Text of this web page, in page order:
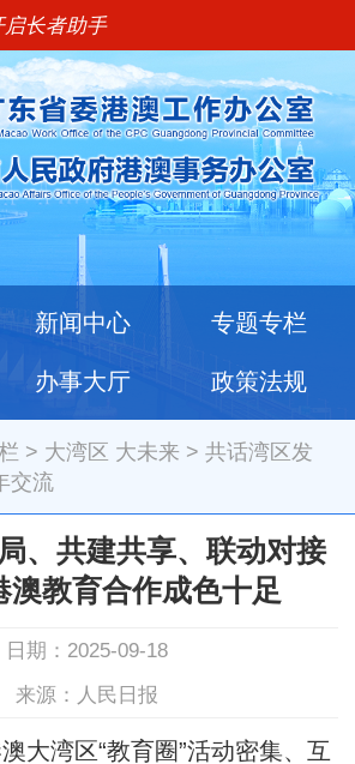
启长者助手
新闻中心 专题专栏
办事大厅 政策法规
> 大湾区 大未来 >共话湾区发
交流
、共建共享、联动对接
教育合作成色十足
日期：2025-09-18
来源：人民日报
湾区“教育圈”活动密集、互